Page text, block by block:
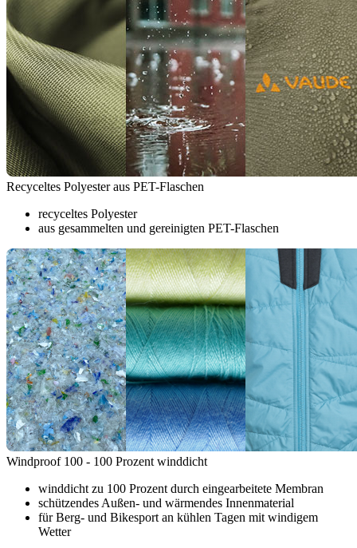
Recyceltes Polyester aus PET-Flaschen
recyceltes Polyester
aus gesammelten und gereinigten PET-Flaschen
Windproof 100 - 100 Prozent winddicht
winddicht zu 100 Prozent durch eingearbeitete Membran
schützendes Außen- und wärmendes Innenmaterial
für Berg- und Bikesport an kühlen Tagen mit windigem
Wetter